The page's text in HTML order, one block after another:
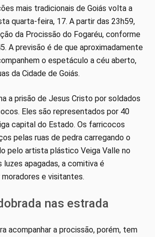
mais tradicionais de Goiás volta a
quarta-feira, 17. A partir das 23h59,
da Procissão do Fogaréu, conforme
A previsão é de que aproximadamente
o espetáculo a céu aberto,
da Cidade de Goiás.
a prisão de Jesus Cristo por soldados
Eles são representados por 40
capital do Estado. Os farricocos
pelas ruas de pedra carregando o
pelo artista plástico Veiga Valle no
luzes apagadas, a comitiva é
e visitantes.
nas estrada
acompanhar a procissão, porém, tem